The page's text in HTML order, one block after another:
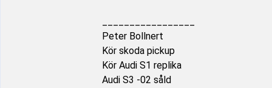
Peter Bollnert
Kör skoda pickup
Kör Audi S1 replika
Audi S3 -02 såld